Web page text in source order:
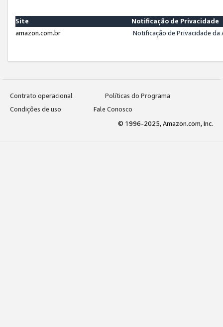
Site
Notificação de Privacidade
amazon.com.br
Notificação de Privacidade
Contrato operacional
Políticas do Programa
Condições de uso
Fale Conosco
© 1996-2025, Amazon.com, Inc.